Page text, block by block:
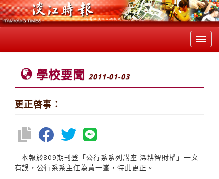
學校要聞 2011-01-03
更正啓事：
本報於809期刊登「公行系系列講座 深耕智財權」一文
有誤，公行系系主任為黃一峯，特此更正。